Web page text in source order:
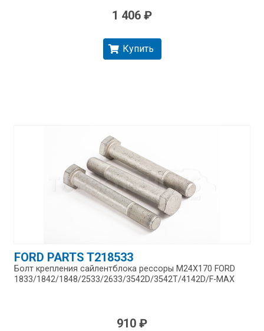
1 406 ₽
Купить
FORD PARTS T218533
Болт крепления сайлентблока рессоры M24X170 FORD
1833/​1842/​1848/​2533/​2633/​3542D/​3542T/​4142D/​F-MAX
910 ₽